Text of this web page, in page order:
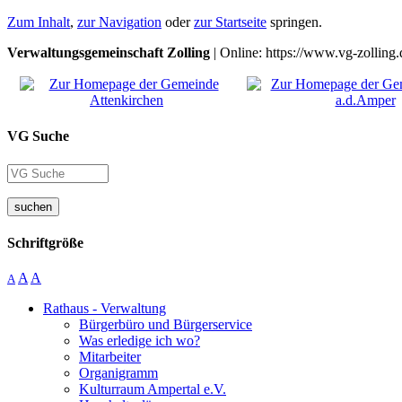
Zum Inhalt, zur Navigation oderzur Startseite springen.
Verwaltungsgemeinschaft Zolling | Online: https://www.vg-
VG Suche
suchen
Schriftgröße
A A A
Rathaus - Verwaltung
Bürgerbüro und Bürgerservice
Was erledige ich wo?
Mitarbeiter
Organigramm
Kulturraum Ampertal e.V.